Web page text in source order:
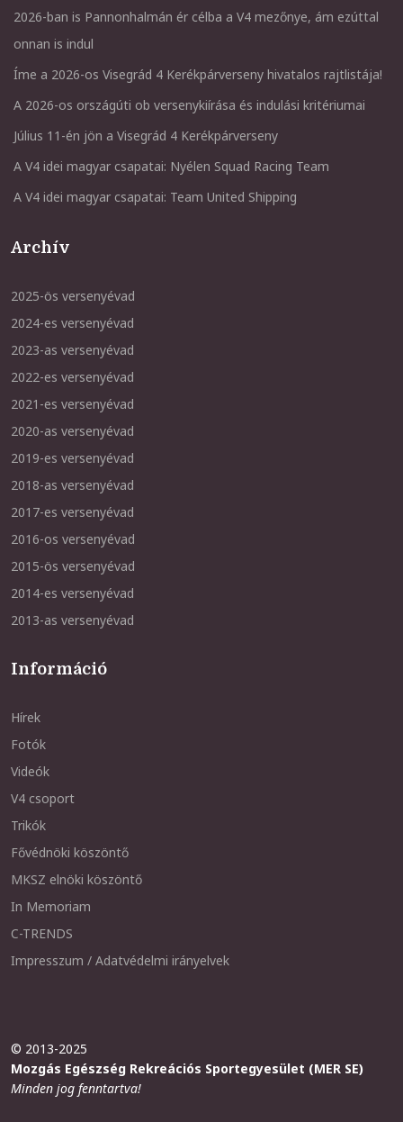
2026-ban is Pannonhalmán ér célba a V4 mezőnye, ám ezúttal
onnan is indul
Íme a 2026-os Visegrád 4 Kerékpárverseny hivatalos rajtlistája!
A 2026-os országúti ob versenykiírása és indulási kritériumai
Július 11-én jön a Visegrád 4 Kerékpárverseny
A V4 idei magyar csapatai: Nyélen Squad Racing Team
A V4 idei magyar csapatai: Team United Shipping
Archív
2025-ös versenyévad
2024-es versenyévad
2023-as versenyévad
2022-es versenyévad
2021-es versenyévad
2020-as versenyévad
2019-es versenyévad
2018-as versenyévad
2017-es versenyévad
2016-os versenyévad
2015-ös versenyévad
2014-es versenyévad
2013-as versenyévad
Információ
Hírek
Fotók
Videók
V4 csoport
Trikók
Fővédnöki köszöntő
MKSZ elnöki köszöntő
In Memoriam
C-TRENDS
Impresszum / Adatvédelmi irányelvek
© 2013-2025
Mozgás Egészség Rekreációs Sportegyesület (MER SE)
Minden jog fenntartva!